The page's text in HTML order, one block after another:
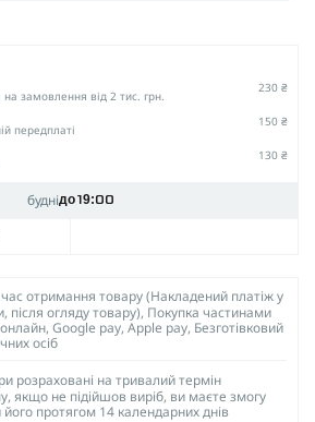
замовлення від 2 тис. грн.
230 ₴
передплаті
150 ₴
130 ₴
буднідо 19:00
отримання товару (Накладений платіж у
після огляду товару), Покупка частинами
Google pay, Apple pay, Безготівковий
осіб
розраховані на тривалий термін
якщо не підійшов виріб, ви маєте змогу
протягом 14 календарних днів